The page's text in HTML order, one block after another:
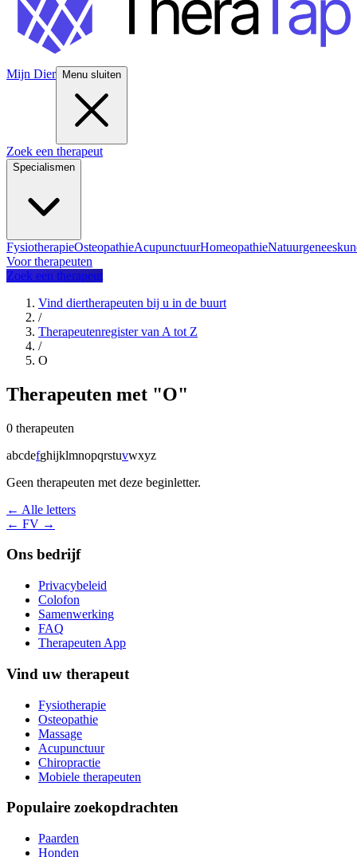
Mijn Dier Menu sluiten
Zoek een therapeut
Specialismen
FysiotherapieOsteopathieAcupunctuurHomeopathie
Voor therapeuten
Zoek een therapeut
Vind diertherapeuten bij u in de buurt
/
Therapeutenregister van A tot Z
/
O
Therapeuten met "O"
0 therapeuten
abcdefghijklmnopqrstuvwxyz
Geen therapeuten met deze beginletter.
← Alle letters
← FV →
Ons bedrijf
Privacybeleid
Colofon
Samenwerking
FAQ
Therapeuten App
Vind uw therapeut
Fysiotherapie
Osteopathie
Massage
Acupunctuur
Chiropractie
Mobiele therapeuten
Populaire zoekopdrachten
Paarden
Honden